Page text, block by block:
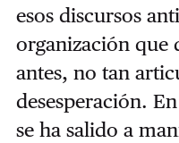
esos discursos
organización que
antes, no tan
desesperación.
se ha salido a